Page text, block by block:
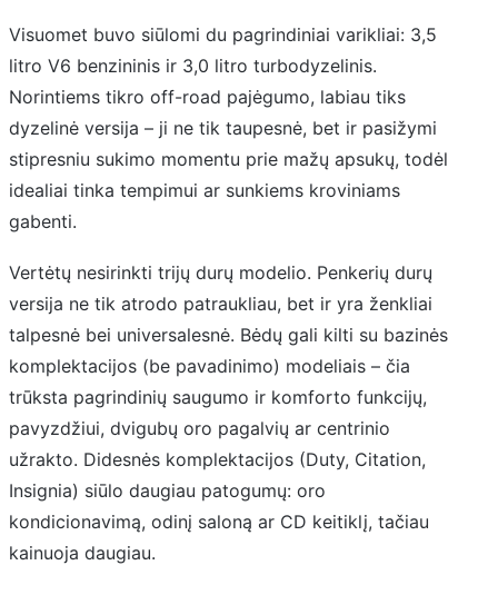
Visuomet buvo siūlomi du pagrindiniai varikliai: 3,5
litro V6 benzininis ir 3,0 litro turbodyzelinis.
Norintiems tikro off-road pajėgumo, labiau tiks
dyzelinė versija – ji ne tik taupesnė, bet ir pasižymi
stipresniu sukimo momentu prie mažų apsukų, todėl
idealiai tinka tempimui ar sunkiems kroviniams
gabenti.
Vertėtų nesirinkti trijų durų modelio. Penkerių durų
versija ne tik atrodo patraukliau, bet ir yra ženkliai
talpesnė bei universalesnė. Bėdų gali kilti su bazinės
komplektacijos (be pavadinimo) modeliais – čia
trūksta pagrindinių saugumo ir komforto funkcijų,
pavyzdžiui, dvigubų oro pagalvių ar centrinio
užrakto. Didesnės komplektacijos (Duty, Citation,
Insignia) siūlo daugiau patogumų: oro
kondicionavimą, odinį saloną ar CD keitiklį, tačiau
kainuoja daugiau.